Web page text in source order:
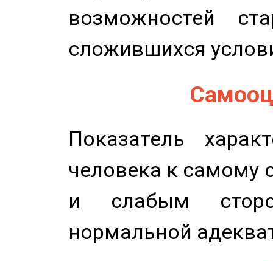
возможностей
сложившихся
Показатель
человека к самому
и слабым
нормальной